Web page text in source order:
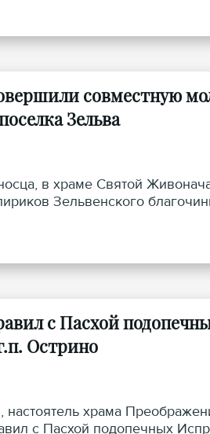
совместную
Зельва
в храме Святой
Зельвенского
с Пасхой
Острино
храма
с Пасхой подопечных